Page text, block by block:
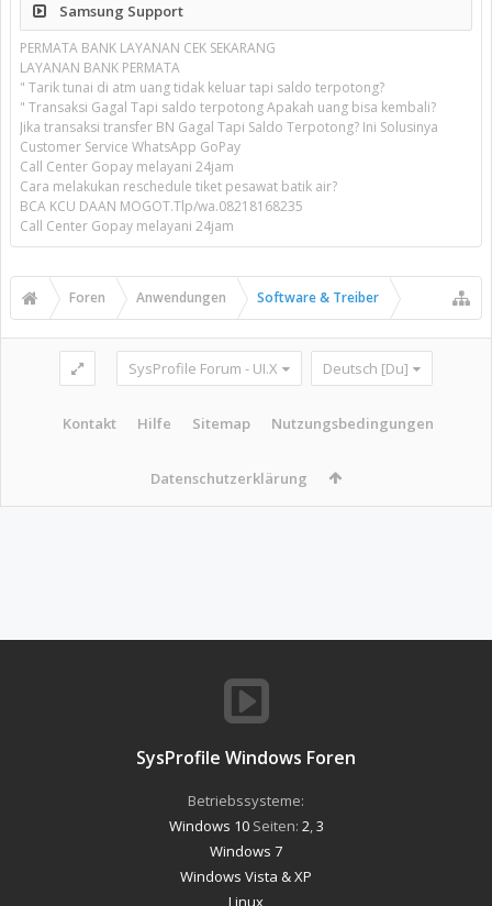
Samsung Support
PERMATA BANK LAYANAN CEK SEKARANG
LAYANAN BANK PERMATA
" Tarik tunai di atm uang tidak keluar tapi saldo terpotong?
" Transaksi Gagal Tapi saldo terpotong Apakah uang bisa kembali?
Jika transaksi transfer BN Gagal Tapi Saldo Terpotong? Ini Solusinya
Customer Service WhatsApp GoPay
Call Center Gopay melayani 24jam
Cara melakukan reschedule tiket pesawat batik air?
BCA KCU DAAN MOGOT.Tlp/wa.08218168235
Call Center Gopay melayani 24jam
Foren Anwendungen Software & Treiber
SysProfile Forum - UI.X Deutsch [Du]
Kontakt Hilfe Sitemap Nutzungsbedingungen
Datenschutzerklärung
SysProfile Windows Foren
Betriebssysteme:
Windows 10Seiten: 2,3
Windows 7
Windows Vista & XP
Linux